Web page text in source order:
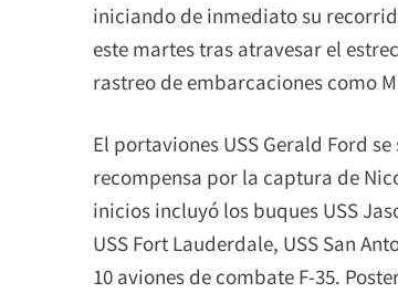
iniciando de inmediato su
este martes tras atravesar el
rastreo de embarcaciones como
El portaviones USS Gerald Ford
recompensa por la captura de
inicios incluyó los buques USS
USS Fort Lauderdale, USS San
10 aviones de combate F-35.